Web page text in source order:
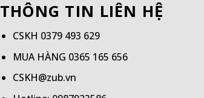
THÔNG TIN LIÊN HỆ
CSKH 0379 493 629
MUA HÀNG 0365 165 656
CSKH@zub.vn